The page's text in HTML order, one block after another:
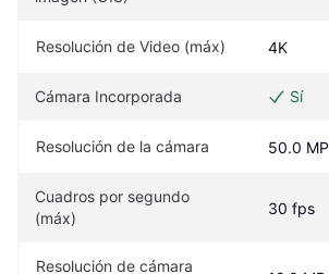
Resolución de Video (máx) 4K
Cámara Incorporada Sí
Resolución de la cámara 50.0 MP
Cuadros por segundo
(máx)
30 fps
Resolución de cámara